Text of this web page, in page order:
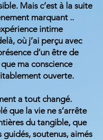
Mais c’est à la suite
marquant ..
intime
où j’ai perçu avec
d’un être de
que ma conscience
ouverte.
a tout changé.
que la vie ne s’arrête
du tangible, que
guidés, soutenus, aimés